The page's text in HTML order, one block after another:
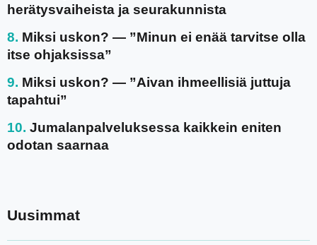
herätysvaiheista ja seurakunnista
Miksi uskon? — ”Minun ei enää tarvitse olla
itse ohjaksissa”
Miksi uskon? — ”Aivan ihmeellisiä juttuja
tapahtui”
Jumalanpalveluksessa kaikkein eniten
odotan saarnaa
Uusimmat